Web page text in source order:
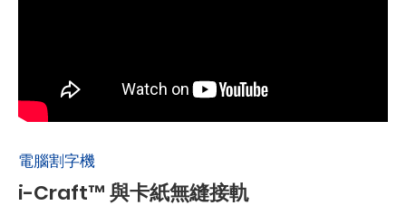
電腦割字機
i-Craft™ 與卡紙無縫接軌